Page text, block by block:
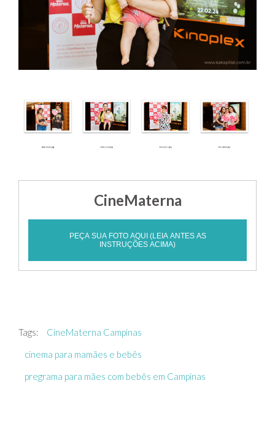
CineMaterna
PEÇA SUA FOTO AQUI (LEIA ANTES AS
INSTRUÇÕES ACIMA)
Tags:
CineMaterna Campinas
cinema para mamães e bebês
pregrama para mães com bebês em Campinas